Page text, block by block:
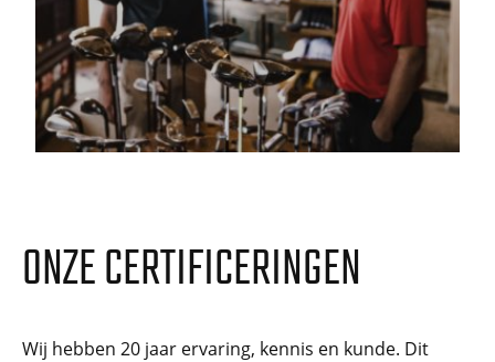
ONZE CERTIFICERINGEN
Wij hebben 20 jaar ervaring, kennis en kunde. Dit